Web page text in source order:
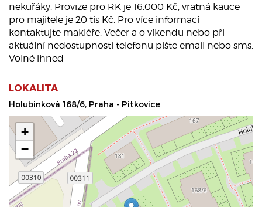
nekuřáky. Provize pro RK je 16.000 Kč, vratná kauce
pro majitele je 20 tis Kč. Pro více informací
kontaktujte makléře. Večer a o víkendu nebo při
aktuální nedostupnosti telefonu pište email nebo sms.
Volné ihned
LOKALITA
Holubinková 168/6, Praha - Pitkovice
+
−